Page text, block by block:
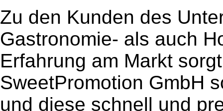
Zu den Kunden des
Gastronomie- als auch
Erfahrung am Markt
SweetPromotion GmbH
und diese schnell und